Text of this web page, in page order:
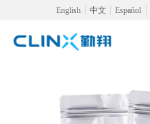
English 中文 Español